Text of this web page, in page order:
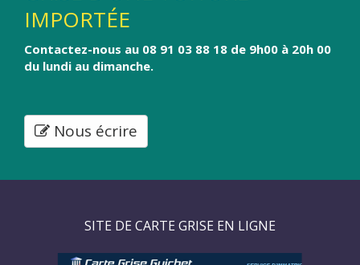
IMPORTÉE
Contactez-nous au 08 91 03 88 18 de 9h00 à 20h 00
du lundi au dimanche.
Nous écrire
SITE DE CARTE GRISE EN LIGNE